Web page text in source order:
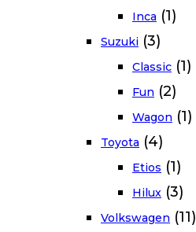
Inca (1)
Suzuki (3)
Classic (1)
Fun (2)
Wagon (1)
Toyota (4)
Etios (1)
Hilux (3)
Volkswagen (11)